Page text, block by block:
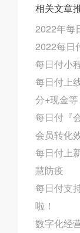
相关文章
2022年每
2022每日
每日付小
每日付上
分+现金等
每日付『
会员转化
每日付上
慧防疫
每日付支
啦！
数字化经